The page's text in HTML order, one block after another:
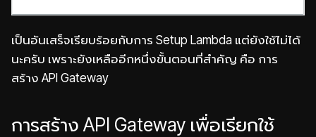
เป็นอันเสร็จเรียบร้อยกับการ Setup Lambda แต่ยังใช้ไม่ได้
นะครับ เพราะยังเหลืออีกหนึ่งขั้นตอนที่สำคัญ คือ การ
สร้าง API Gateway
การสร้าง API Gateway เพื่อเรียกใช้